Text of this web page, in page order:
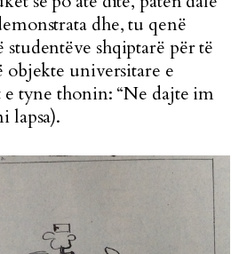
dhe, tu qenë
shqiptarë për të
objekte universitare e
tyne thonin: “Ne dajte im
lapsa).